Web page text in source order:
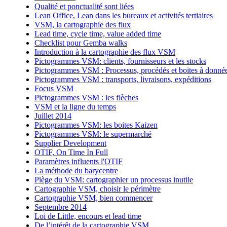
Qualité et ponctualité sont liées
Lean Office, Lean dans les bureaux et activités tertiaires
VSM, la cartographie des flux
Lead time, cycle time, value added time
Checklist pour Gemba walks
Introduction à la cartographie des flux VSM
Pictogrammes VSM: clients, fournisseurs et les stocks
Pictogrammes VSM : Processus, procédés et boites à
Pictogrammes VSM : transports, livraisons, expéditions
Focus VSM
Pictogrammes VSM : les flèches
VSM et la ligne du temps
Juillet 2014
Pictogrammes VSM: les boites Kaizen
Pictogrammes VSM: le supermarché
Supplier Development
OTIF, On Time In Full
Paramètres influents l'OTIF
La méthode du barycentre
Piège du VSM: cartographier un processus inutile
Cartographie VSM, choisir le périmètre
Cartographie VSM, bien commencer
Septembre 2014
Loi de Little, encours et lead time
De l’intérêt de la cartographie VSM